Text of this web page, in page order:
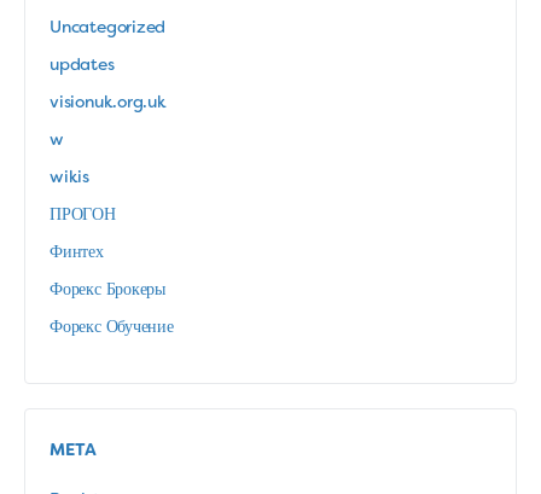
Uncategorized
updates
visionuk.org.uk
w
wikis
ПРОГОН
Финтех
Форекс Брокеры
Форекс Обучение
META